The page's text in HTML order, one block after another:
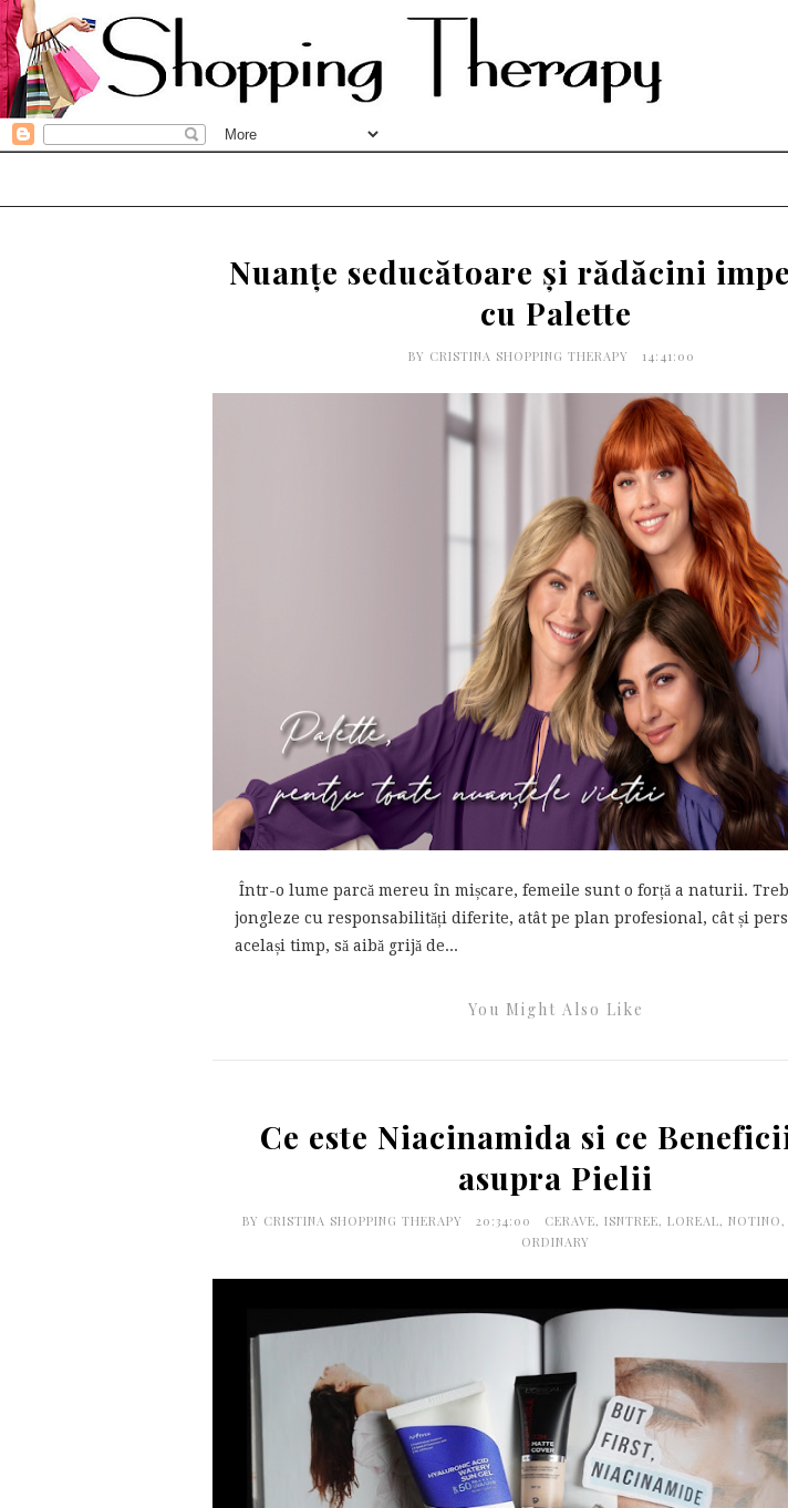
Nuanțe seducătoare și rădăcini
cu Palette
BY CRISTINA SHOPPING THERAPY 14:41:00
Într-o lume parcă mereu în mișcare, femeile sunt o forță a naturii.
jongleze cu responsabilități diferite, atât pe plan profesional, cât și
același timp, să aibă grijă de...
You Might Also Like
Ce este Niacinamida si ce
asupra Pielii
BY CRISTINA SHOPPING THERAPY 20:34:00 CERAVE, ISNTREE, LOREAL, NOTINO,
ORDINARY